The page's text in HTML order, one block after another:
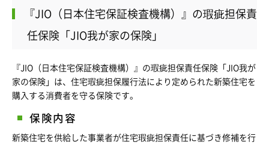
『JIO（日本住宅保証検査機構）』の瑕疵担保責
任保険「JIO我が家の保険」
『JIO（日本住宅保証検査機構）』の瑕疵担保責任保険「JIO我が
家の保険」は、住宅瑕疵担保履行法により定められた新築住宅を
購入する消費者を守る保険です。
保険内容
新築住宅を供給した事業者が住宅瑕疵担保責任に基づき修補を行